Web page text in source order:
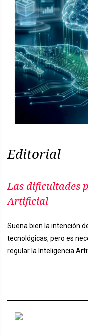
Editorial
Las dificultades
Artificial
Suena bien la intención
tecnológicas, pero es
regular la Inteligencia